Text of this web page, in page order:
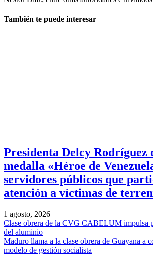
También te puede interesar
Presidenta Delcy Rodríguez
medalla «Héroe de
servidores públicos que
atención a víctimas de
1 agosto, 2026
Clase obrera de la CVG CABELUM impulsa
del aluminio
Maduro llama a la clase obrera de Guayana a
modelo de gestión socialista